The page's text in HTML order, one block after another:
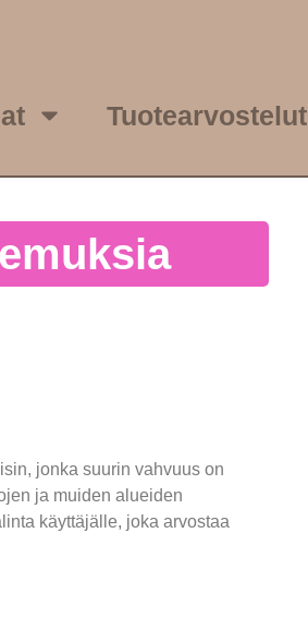
Tuotearvostelut
jonka suurin vahvuus on
ja muiden alueiden
käyttäjälle, joka arvostaa